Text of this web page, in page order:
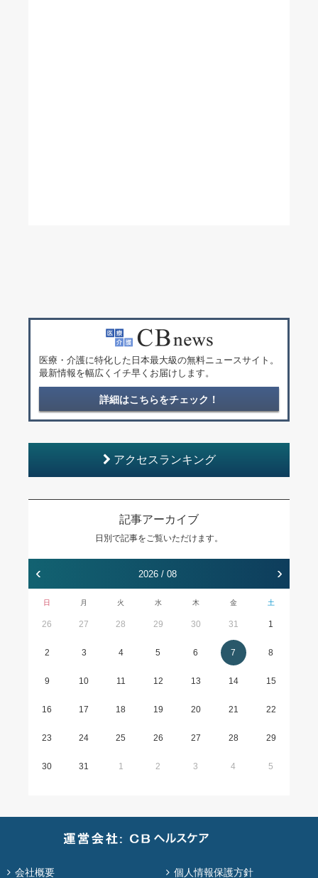
医療・介護に特化した日本最大級の無料ニュースサイト。
最新情報を幅広くイチ早くお届けします。
詳細はこちらをチェック！
アクセスランキング
記事アーカイブ
日別で記事をご覧いただけます。
‹ 2026 / 08 ›
日 月 火 水 木 金 土
26 27 28 29 30 31 1
2 3 4 5 6 7 8
9 10 11 12 13 14 15
16 17 18 19 20 21 22
23 24 25 26 27 28 29
30 31 1 2 3 4 5
会社概要 個人情報保護方針